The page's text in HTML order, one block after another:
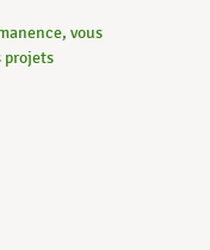
vous
projets